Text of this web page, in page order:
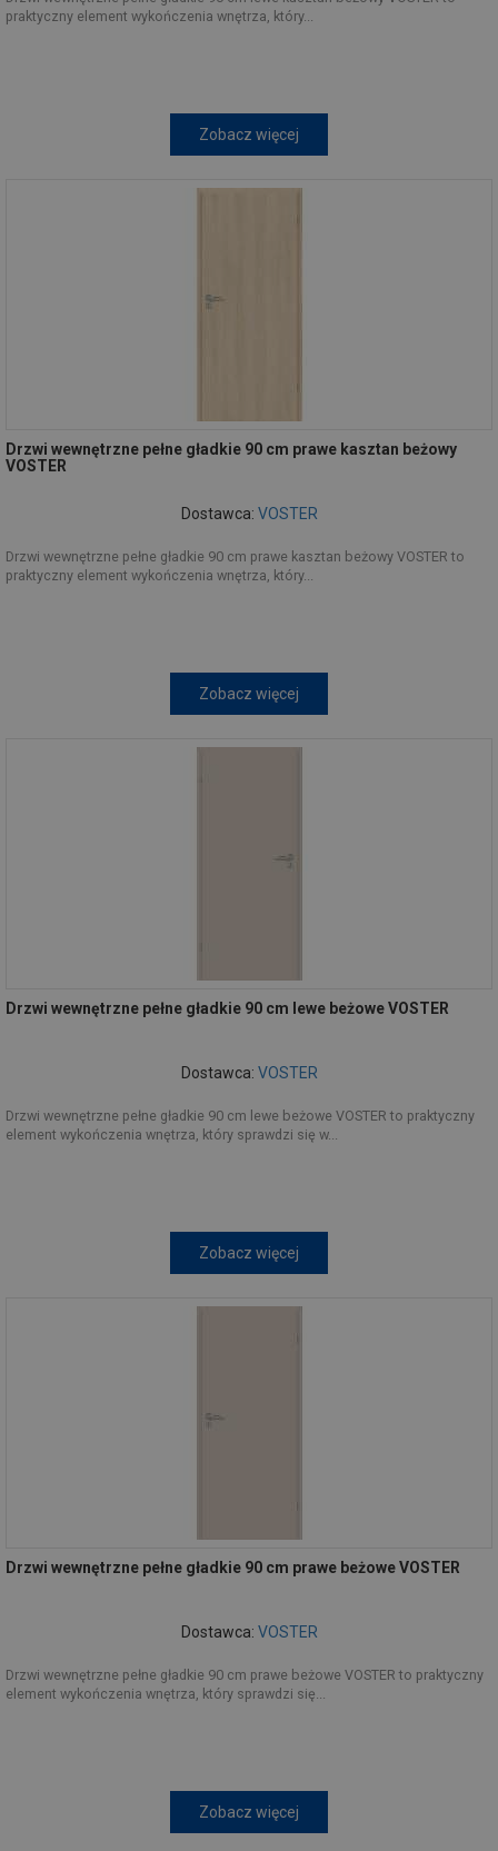
praktyczny element wykończenia wnętrza, który...
Zobacz więcej
Drzwi wewnętrzne pełne gładkie 90 cm prawe kasztan beżowy
VOSTER
Dostawca: VOSTER
Drzwi wewnętrzne pełne gładkie 90 cm prawe kasztan beżowy VOSTER to
praktyczny element wykończenia wnętrza, który...
Zobacz więcej
Drzwi wewnętrzne pełne gładkie 90 cm lewe beżowe VOSTER
Dostawca: VOSTER
Drzwi wewnętrzne pełne gładkie 90 cm lewe beżowe VOSTER to praktyczny
element wykończenia wnętrza, który sprawdzi się w...
Zobacz więcej
Drzwi wewnętrzne pełne gładkie 90 cm prawe beżowe VOSTER
Dostawca: VOSTER
Drzwi wewnętrzne pełne gładkie 90 cm prawe beżowe VOSTER to praktyczny
element wykończenia wnętrza, który sprawdzi się...
Zobacz więcej